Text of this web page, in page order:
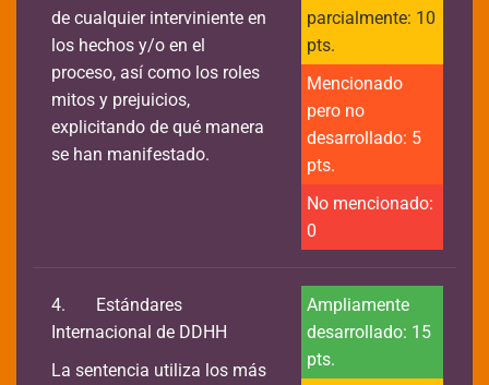
de cualquier interviniente en
los hechos y/o en el
proceso, así como los roles
mitos y prejuicios,
explicitando de qué manera
se han manifestado.
parcialmente: 10
pts.
Mencionado
pero no
desarrollado: 5
pts.
No mencionado:
0
4.
Estándares
Internacional de DDHH
La sentencia utiliza los más
Ampliamente
desarrollado: 15
pts.